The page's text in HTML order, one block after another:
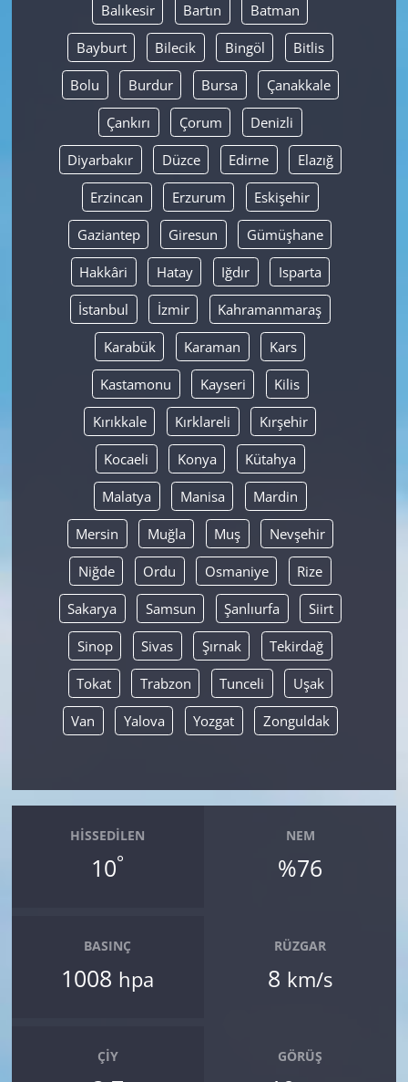
Balıkesir Bartın Batman
Bayburt Bilecik Bingöl Bitlis
Bolu Burdur Bursa Çanakkale
Çankırı Çorum Denizli
Diyarbakır Düzce Edirne Elazığ
Erzincan Erzurum Eskişehir
Gaziantep Giresun Gümüşhane
Hakkâri Hatay Iğdır Isparta
İstanbul İzmir Kahramanmaraş
Karabük Karaman Kars
Kastamonu Kayseri Kilis
Kırıkkale Kırklareli Kırşehir
Kocaeli Konya Kütahya
Malatya Manisa Mardin
Mersin Muğla Muş Nevşehir
Niğde Ordu Osmaniye Rize
Sakarya Samsun Şanlıurfa Siirt
Sinop Sivas Şırnak Tekirdağ
Tokat Trabzon Tunceli Uşak
Van Yalova Yozgat Zonguldak
HISSEDILEN
10°
NEM
%76
BASINÇ
1008 hpa
RÜZGAR
8 km/s
ÇIY GÖRÜŞ